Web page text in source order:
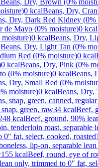
Beans, Dry, Brown (0%
0 kcalBeans, Dry,
Dry, Dark Red Kidney (0%
de Mayo (0% moisture)0 kcal
0 kcalBeans, Dry,
Beans, Dry, Light Tan (0%
Red (0% moisture)0 kcal
0 kcalBeans, Dry, Pink (0%
(0% moisture)0 kcalBeans,
Dry, Small Red (0%
moisture)0 kcalBeans, Dry,
snap, green, canned,
green, raw34 kcalBeef,
kcalBeef, ground, 90%
tenderloin roast, separable
0" fat, select, cooked, roasted
lip-on, separable
155 kcalBeef, round, eye of
only, trimmed to 0" fat,